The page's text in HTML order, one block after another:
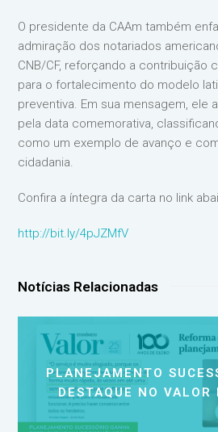
O presidente da CAAm também
admiração dos notariados
CNB/CF, reforçando a contribuição
para o fortalecimento do modelo
preventiva. Em sua mensagem, ele
pela data comemorativa,
como um exemplo de avanço e
cidadania.
Confira a íntegra da carta no link
http://bit.ly/4pJZMfV
Notícias Relacionadas
PLANEJAMENTO
DESTAQUE NO VALOR